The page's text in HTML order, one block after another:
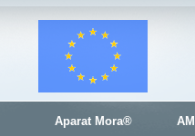
Aparat Mora®